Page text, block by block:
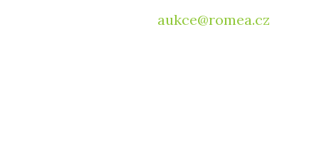
aukce@romea.cz